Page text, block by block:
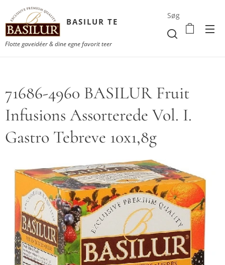
BASILUR TE
Flotte gaveidéer & dine egne favorit teer
Søg
71686-4960 BASILUR Fruit
Infusions Assorterede Vol. I.
Gastro Tebreve 10x1,8g